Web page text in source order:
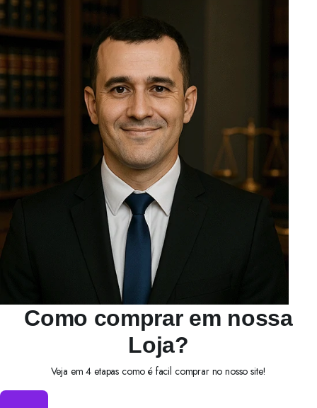
Como comprar em nossa
Loja?
Veja em 4 etapas como é facil comprar no nosso site!